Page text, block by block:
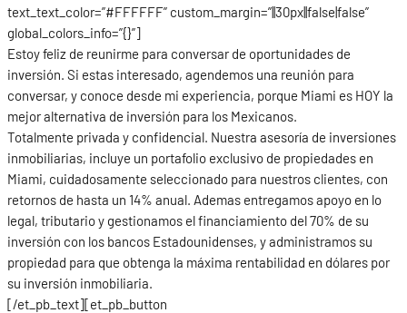
text_text_color=”#FFFFFF” custom_margin=”||30px||false|false”
global_colors_info=”{}”]
Estoy feliz de reunirme para conversar de oportunidades de
inversión. Si estas interesado, agendemos una reunión para
conversar, y conoce desde mi experiencia, porque Miami es HOY la
mejor alternativa de inversión para los Mexicanos.
Totalmente privada y confidencial. Nuestra asesoría de inversiones
inmobiliarias, incluye un portafolio exclusivo de propiedades en
Miami, cuidadosamente seleccionado para nuestros clientes, con
retornos de hasta un 14% anual. Ademas entregamos apoyo en lo
legal, tributario y gestionamos el financiamiento del 70% de su
inversión con los bancos Estadounidenses, y administramos su
propiedad para que obtenga la máxima rentabilidad en dólares por
su inversión inmobiliaria.
[/et_pb_text][et_pb_button